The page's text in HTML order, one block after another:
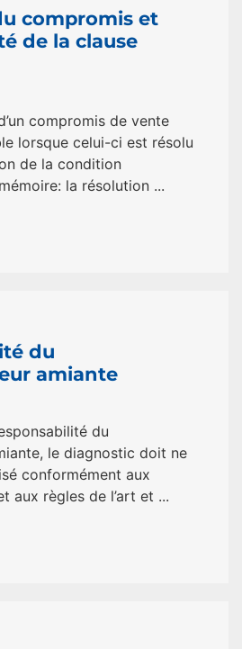
compromis et
de la clause
compromis de vente
lorsque celui-ci est résolu
de la condition
la résolution ...
du
amiante
du
le diagnostic doit ne
conformément aux
aux règles de l’art et ...